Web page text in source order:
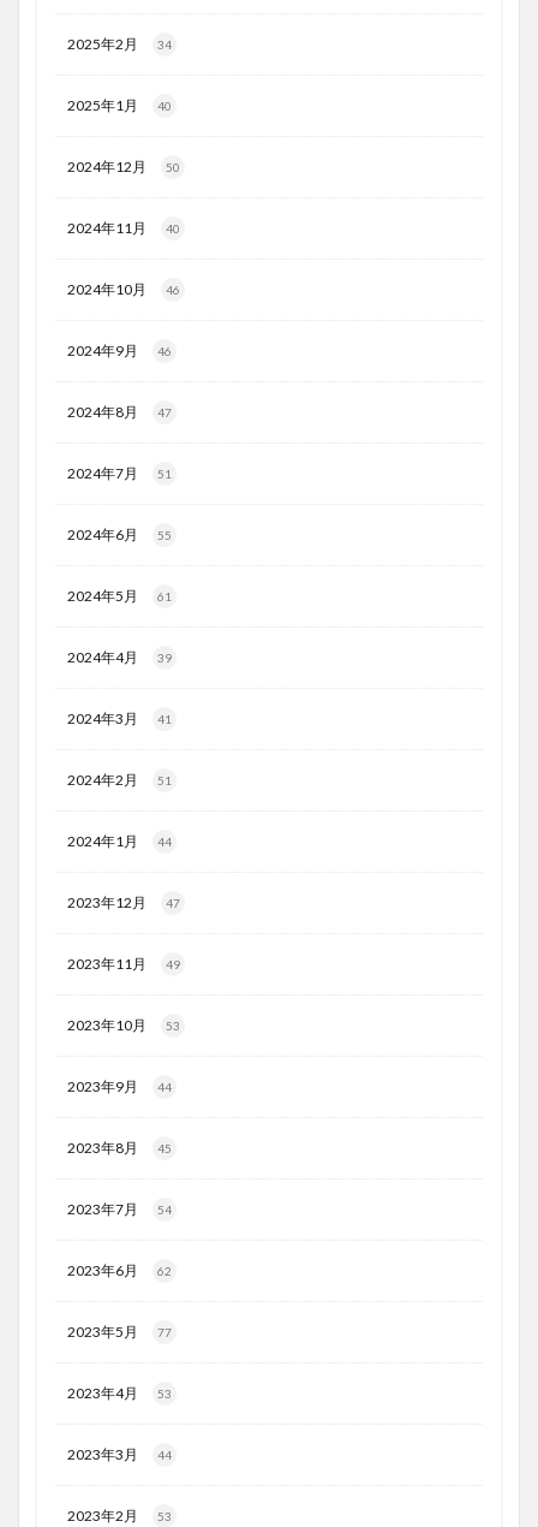
2025年2月 34
2025年1月 40
2024年12月 50
2024年11月 40
2024年10月 46
2024年9月 46
2024年8月 47
2024年7月 51
2024年6月 55
2024年5月 61
2024年4月 39
2024年3月 41
2024年2月 51
2024年1月 44
2023年12月 47
2023年11月 49
2023年10月 53
2023年9月 44
2023年8月 45
2023年7月 54
2023年6月 62
2023年5月 77
2023年4月 53
2023年3月 44
2023年2月 53